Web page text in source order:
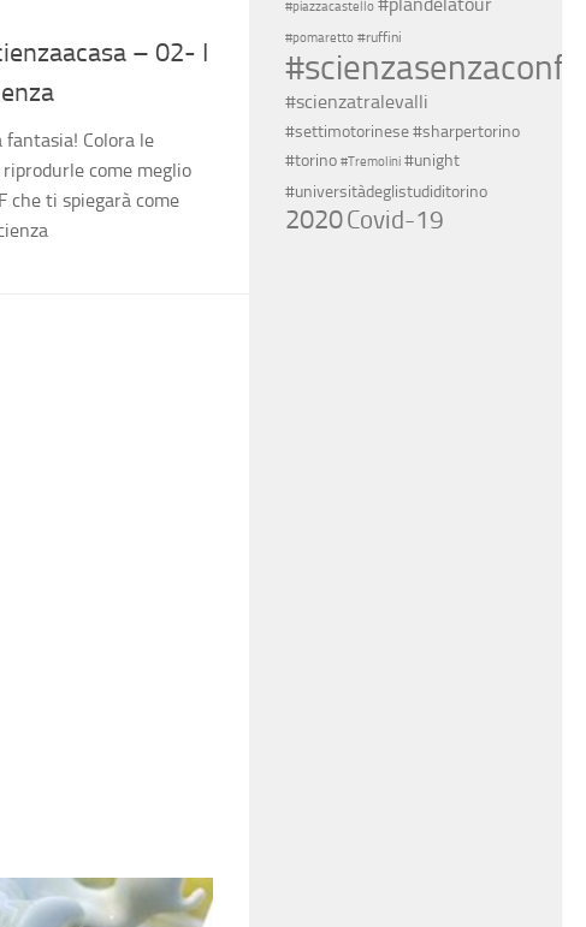
– 02- I
fantasia! Colora le
come meglio
che ti spiegarà come
#piazzacastello
#pomaretto #ruffini
#scienzatralevalli
#settimotorinese#sharpertorino
#torino #Tremolini #unight
#universitàdeglistudiditorino
2020Covid-19